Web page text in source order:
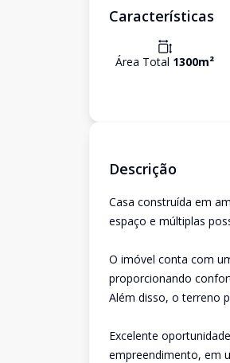
Características
Área Total 1300m²
Descrição
Casa construída em
espaço e múltiplas
O imóvel conta com
proporcionando
Além disso, o terreno
Excelente
empreendimento, em